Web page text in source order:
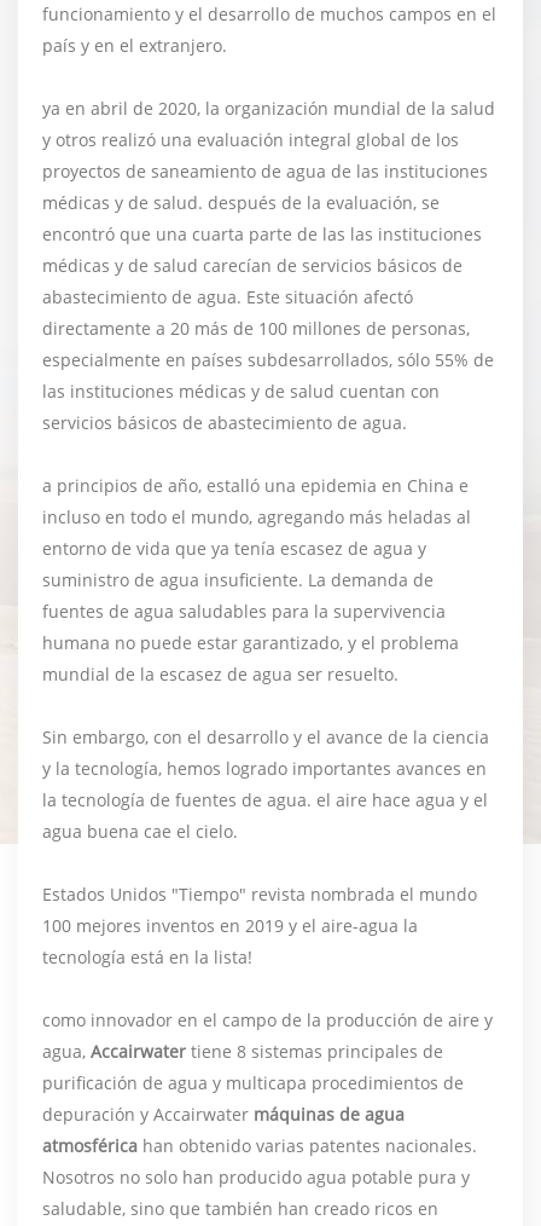
funcionamiento y el desarrollo de muchos campos en el
país y en el extranjero.
ya en abril de 2020, la organización mundial de la salud
y otros realizó una evaluación integral global de los
proyectos de saneamiento de agua de las instituciones
médicas y de salud. después de la evaluación, se
encontró que una cuarta parte de las las instituciones
médicas y de salud carecían de servicios básicos de
abastecimiento de agua. Este situación afectó
directamente a 20 más de 100 millones de personas,
especialmente en países subdesarrollados, sólo 55% de
las instituciones médicas y de salud cuentan con
servicios básicos de abastecimiento de agua.
a principios de año, estalló una epidemia en China e
incluso en todo el mundo, agregando más heladas al
entorno de vida que ya tenía escasez de agua y
suministro de agua insuficiente. La demanda de
fuentes de agua saludables para la supervivencia
humana no puede estar garantizado, y el problema
mundial de la escasez de agua ser resuelto.
Sin embargo, con el desarrollo y el avance de la ciencia
y la tecnología, hemos logrado importantes avances en
la tecnología de fuentes de agua. el aire hace agua y el
agua buena cae el cielo.
Estados Unidos "Tiempo" revista nombrada el mundo
100 mejores inventos en 2019 y el aire-agua la
tecnología está en la lista!
como innovador en el campo de la producción de aire y
agua, Accairwater tiene 8 sistemas principales de
purificación de agua y multicapa procedimientos de
depuración y Accairwater máquinas de agua
atmosférica han obtenido varias patentes nacionales.
Nosotros no solo han producido agua potable pura y
saludable, sino que también han creado ricos en